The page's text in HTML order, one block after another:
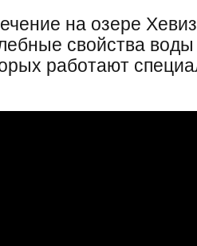
на озере
свойства
работают